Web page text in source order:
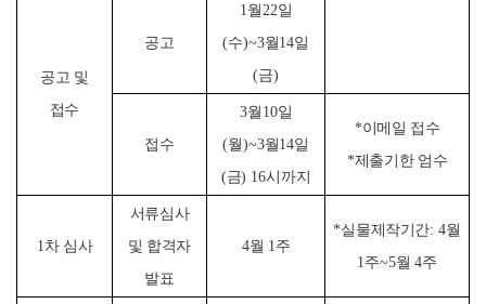
공고 및
접수
공고
1 월 22일
(수)~3월14일
(금)
접수
3월 10일
(월)~3월14일
(금) 16시까지
*이메일 접수
*제출기한 엄수
1 차 심사
서류심사
및 합격자
발표
4월 1 주
*실물제작기간:4월
1주~5월4주